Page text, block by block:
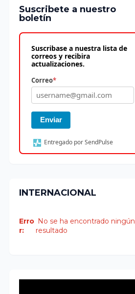
Suscribete a nuestro
boletín
Suscribase a nuestra lista de
correos y recibira
actualizaciones.
Correo*
Enviar
Entregado por SendPulse
INTERNACIONAL
Erro
r:
No se ha encontrado ningún
resultado